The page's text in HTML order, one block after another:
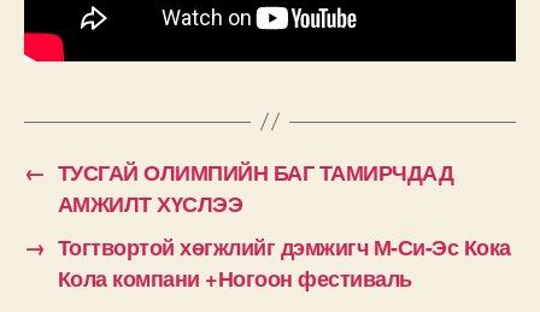
← ТУСГАЙ ОЛИМПИЙН БАГ ТАМИРЧДАД
АМЖИЛТ ХҮСЛЭЭ
→ Тогтвортой хөгжлийг дэмжигч М-Си-Эс Кока
Кола компани +Ногоон фестиваль